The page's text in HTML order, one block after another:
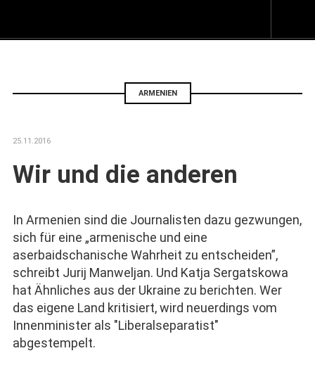
ARMENIEN
25.11.2016
Wir und die anderen
In Armenien sind die Journalisten dazu gezwungen,
sich für eine „armenische und eine
aserbaidschanische Wahrheit zu entscheiden”,
schreibt Jurij Manweljan. Und Katja Sergatskowa
hat Ähnliches aus der Ukraine zu berichten. Wer
das eigene Land kritisiert, wird neuerdings vom
Innenminister als "Liberalseparatist"
abgestempelt.